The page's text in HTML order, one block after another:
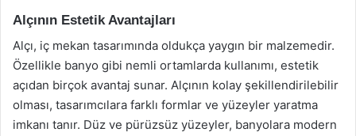
Alçının Estetik Avantajları
Alçı, iç mekan tasarımında oldukça yaygın bir malzemedir.
Özellikle banyo gibi nemli ortamlarda kullanımı, estetik
açıdan birçok avantaj sunar. Alçının kolay şekillendirilebilir
olması, tasarımcılara farklı formlar ve yüzeyler yaratma
imkanı tanır. Düz ve pürüzsüz yüzeyler, banyolara modern